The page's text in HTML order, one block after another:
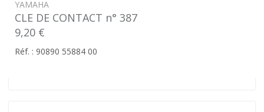
YAMAHA
CLE DE CONTACT n° 387
9,20 €
Réf. : 90890 55884 00